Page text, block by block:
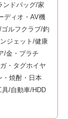
ンドバッグ/家
ディオ・AV機
ルフクラブ/釣
ジェット/健康
/金・プラチ
・タグホイヤ
・焼酎・日本
/自動車/HDD